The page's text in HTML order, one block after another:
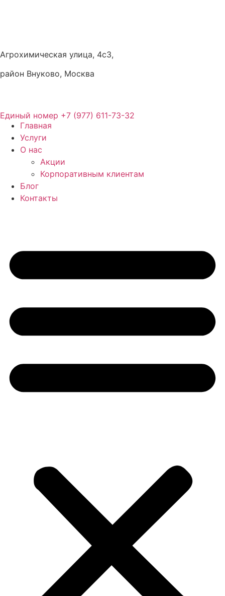
Агрохимическая улица, 4с3,
район Внуково, Москва
Единый номер +7 (977) 611-73-32
Главная
Услуги
О нас
Акции
Корпоративным клиентам
Блог
Контакты